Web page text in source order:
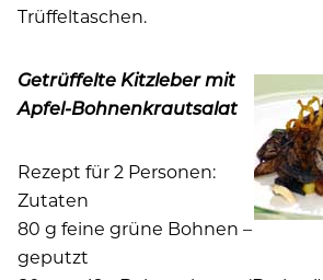
Trüffeltaschen.
Getrüffelte Kitzleber mit
Apfel-Bohnenkrautsalat
Rezept für 2 Personen:
Zutaten
80 g feine grüne Bohnen –
geputzt